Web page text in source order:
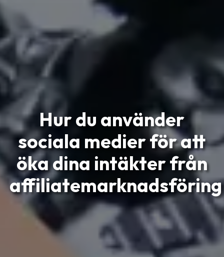
Hur du använder
sociala medier för att
öka dina intäkter från
affiliatemarknadsföring